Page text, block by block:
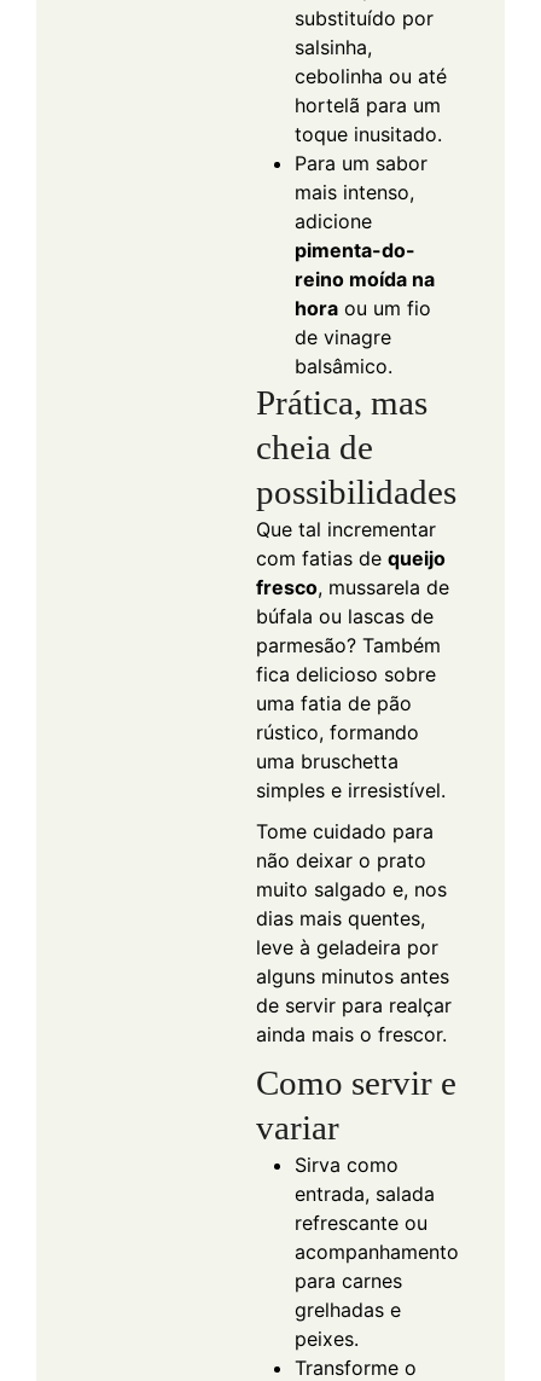
substituído por
salsinha,
cebolinha ou até
hortelã para um
toque inusitado.
Para um sabor
mais intenso,
adicione
pimenta-do-
reino moída na
hora ou um fio
de vinagre
balsâmico.
Prática, mas
cheia de
possibilidades
Que tal incrementar
com fatias de queijo
fresco, mussarela de
búfala ou lascas de
parmesão? Também
fica delicioso sobre
uma fatia de pão
rústico, formando
uma bruschetta
simples e irresistível.
Tome cuidado para
não deixar o prato
muito salgado e, nos
dias mais quentes,
leve à geladeira por
alguns minutos antes
de servir para realçar
ainda mais o frescor.
Como servir e
variar
Sirva como
entrada, salada
refrescante ou
acompanhamento
para carnes
grelhadas e
peixes.
Transforme o